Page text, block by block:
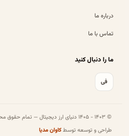
درباره ما
تماس با ما
ما را دنبال کنید
فی
© ۱۴۰۳ - ۱۴۰۵ دنیای ارز دیجیتال — تمام حقوق محفوظ است.
طراحی و توسعه توسطکاوان مدیا